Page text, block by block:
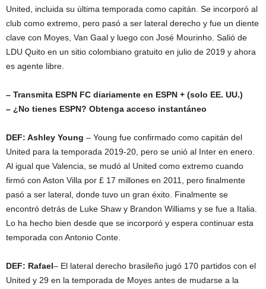
United, incluida su última temporada como capitán. Se incorporó al
club como extremo, pero pasó a ser lateral derecho y fue un diente
clave con Moyes, Van Gaal y luego con José Mourinho. Salió de
LDU Quito en un sitio colombiano gratuito en julio de 2019 y ahora
es agente libre.
– Transmita ESPN FC diariamente en ESPN + (solo EE. UU.)
– ¿No tienes ESPN? Obtenga acceso instantáneo
DEF: Ashley Young – Young fue confirmado como capitán del
United para la temporada 2019-20, pero se unió al Inter en enero.
Al igual que Valencia, se mudó al United como extremo cuando
firmó con Aston Villa por £ 17 millones en 2011, pero finalmente
pasó a ser lateral, donde tuvo un gran éxito. Finalmente se
encontró detrás de Luke Shaw y Brandon Williams y se fue a Italia.
Lo ha hecho bien desde que se incorporó y espera continuar esta
temporada con Antonio Conte.
DEF: Rafael– El lateral derecho brasileño jugó 170 partidos con el
United y 29 en la temporada de Moyes antes de mudarse a la